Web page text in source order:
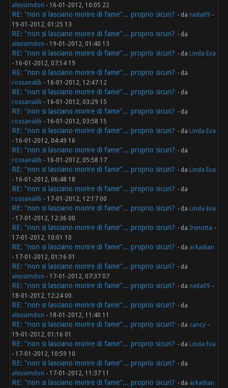
alessimdon - 16-01-2012, 10:05 22
RE: "non si lasciano morire di fame"... proprio sicuri? - da neda09 -
19-01-2012, 01:25 13
RE: "non si lasciano morire di fame"... proprio sicuri? - da
alessimdon - 19-01-2012, 01:40 13
RE: "non si lasciano morire di fame"... proprio sicuri? - da Linda Eva
- 16-01-2012, 07:14 19
RE: "non si lasciano morire di fame"... proprio sicuri? - da
rossanalib - 16-01-2012, 12:47 12
RE: "non si lasciano morire di fame"... proprio sicuri? - da
rossanalib - 16-01-2012, 03:29 15
RE: "non si lasciano morire di fame"... proprio sicuri? - da
rossanalib - 16-01-2012, 03:58 15
RE: "non si lasciano morire di fame"... proprio sicuri? - da Linda Eva
- 16-01-2012, 04:49 16
RE: "non si lasciano morire di fame"... proprio sicuri? - da
rossanalib - 16-01-2012, 05:58 17
RE: "non si lasciano morire di fame"... proprio sicuri? - da Linda Eva
- 16-01-2012, 06:48 18
RE: "non si lasciano morire di fame"... proprio sicuri? - da
rossanalib - 17-01-2012, 12:17 00
RE: "non si lasciano morire di fame"... proprio sicuri? - da Linda Eva
- 17-01-2012, 12:36 00
RE: "non si lasciano morire di fame"... proprio sicuri? - da Irenotta -
17-01-2012, 10:01 10
RE: "non si lasciano morire di fame"... proprio sicuri? - da arkadian
- 17-01-2012, 01:16 01
RE: "non si lasciano morire di fame"... proprio sicuri? - da
alessimdon - 17-01-2012, 07:37 07
RE: "non si lasciano morire di fame"... proprio sicuri? - da neda09 -
18-01-2012, 12:24 00
RE: "non si lasciano morire di fame"... proprio sicuri? - da
alessimdon - 18-01-2012, 11:40 11
RE: "non si lasciano morire di fame"... proprio sicuri? - da cancy -
19-01-2012, 01:16 01
RE: "non si lasciano morire di fame"... proprio sicuri? - da Linda Eva
- 17-01-2012, 10:59 10
RE: "non si lasciano morire di fame"... proprio sicuri? - da
alessimdon - 17-01-2012, 11:37 11
RE: "non si lasciano morire di fame"... proprio sicuri? - da arkadian